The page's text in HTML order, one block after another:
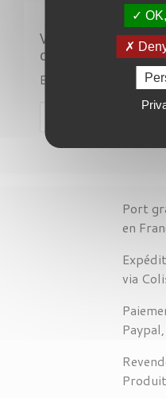
Veuillez nous
désagrément.
Effectuez une
Port
en
via